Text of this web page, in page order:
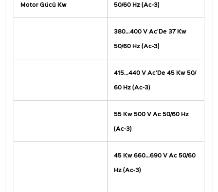
Motor Gücü Kw
50/60 Hz (Ac-3)
380...400 V Ac'De 37 Kw
50/60 Hz (Ac-3)
415...440 V Ac'De 45 Kw 50/
60 Hz (Ac-3)
55 Kw 500 V Ac 50/60 Hz
(Ac-3)
45 Kw 660...690 V Ac 50/60
Hz (Ac-3)